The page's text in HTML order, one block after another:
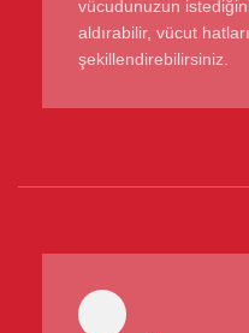
vücudunuzun
aldırabilir, vücut
şekillendirebilirsiniz.